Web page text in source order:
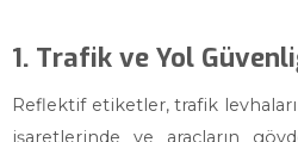
1. Trafik ve Yol
Reflektif etiketler, trafik
işaretlerinde ve araçların